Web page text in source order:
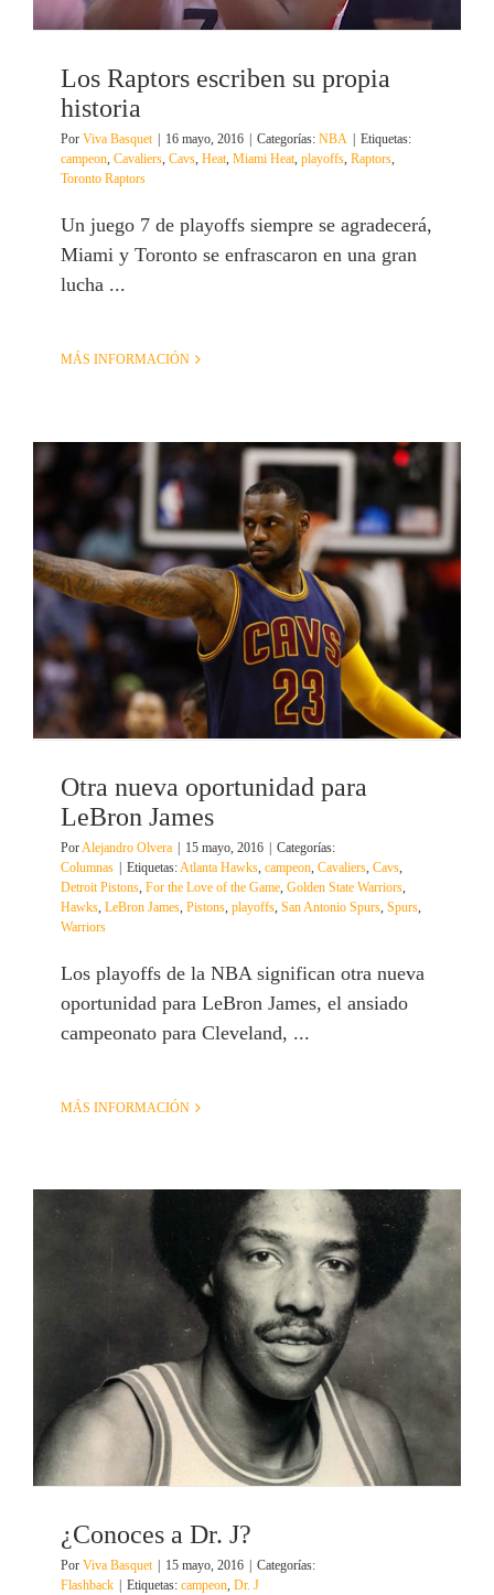
Los Raptors escriben su propia
historia
Por Viva Basquet 16 mayo, 2016 Categorías: NBA
Etiquetas:
campeon, Cavaliers, Cavs, Heat, Miami Heat, playoffs, Raptors,
Toronto Raptors
Un juego 7 de playoffs siempre se agradecerá,
Miami y Toronto se enfrascaron en una gran
lucha ...
MÁS INFORMACIÓN
Otra nueva oportunidad para
LeBron James
PorAlejandro Olvera 15 mayo, 2016
Categorías:
Columnas
Etiquetas:Atlanta Hawks, campeon, Cavaliers, Cavs,
Detroit Pistons, For the Love of the Game, Golden State Warriors,
Hawks, LeBron James, Pistons, playoffs, San Antonio Spurs, Spurs,
Warriors
Los playoffs de la NBA significan otra nueva
oportunidad para LeBron James, el ansiado
campeonato para Cleveland, ...
MÁS INFORMACIÓN
¿Conoces a Dr. J?
Por Viva Basquet 15 mayo, 2016
Categorías:
Flashback
Etiquetas: campeon, Dr. J